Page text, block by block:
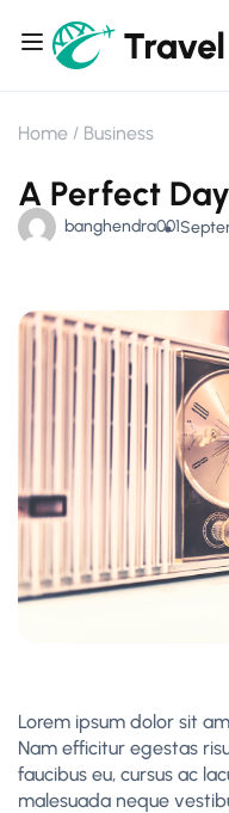
Home Business
A Perfect
banghendra001
Lorem ipsum dolor sit
Nam efficitur egestas
faucibus eu, cursus ac
malesuada neque